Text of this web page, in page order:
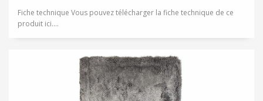
Fiche technique Vous pouvez télécharger la fiche technique de ce
produit ici....